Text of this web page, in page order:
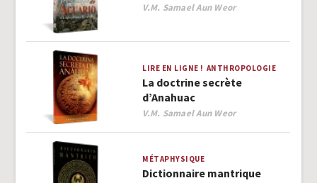
Author
V.M. Samael Aun Weor
LIRE EN LIGNE ! ANTHROPOLOGIE
La doctrine secrète
d’Anahuac
Author
V.M. Samael Aun Weor
MÉTAPHYSIQUE
Dictionnaire mantrique